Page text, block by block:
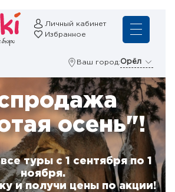
Личный кабинет
Избранное
Ваш город:Орёл
осень"!
туры с 1 сентября по 1
ноября.
и получи цены по акции!